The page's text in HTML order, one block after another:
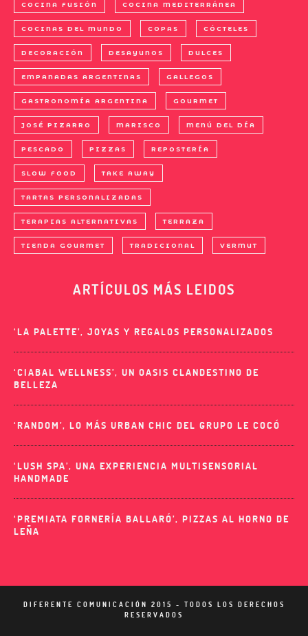
COCINA FUSIÓN COCINA MEDITERRÁNEA
COCINAS DEL MUNDO COPAS CÓCTELES
DECORACIÓN DESAYUNOS DULCES
EMPANADAS ARGENTINAS GALLEGOS
GASTRONOMÍA ARGENTINA GOURMET
JOSÉ PIZARRO MARISCO MENÚ DEL DÍA
PESCADO PIZZAS REPOSTERÍA
SLOW FOOD TAKE AWAY
TARTAS PERSONALIZADAS
TERAPIAS ALTERNATIVAS TERRAZA
TIENDA GOURMET TRADICIONAL VERMUT
ARTÍCULOS MÁS LEIDOS
‘LA PALETTE’, JOYAS Y REGALOS PERSONALIZADOS
‘CIABAL WELLNESS’, UN OASIS CLANDESTINO DE
BELLEZA
‘RANDOM’, LO MÁS URBAN CHIC DEL GRUPO LE COCÓ
‘LUSH SPA’, UNA EXPERIENCIA MULTISENSORIAL
HANDMADE
‘PREMIATA FORNERÍA BALLARÓ’, PIZZAS AL HORNO DE
LEÑA
DIFERENTE COMUNICACIÓN 2015 - TODOS LOS DERECHOS
RESERVADOS